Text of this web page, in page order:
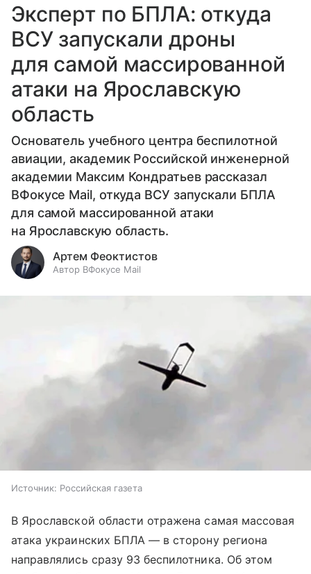
Эксперт по БПЛА: откуда
ВСУ запускали дроны
для самой массированной
атаки на Ярославскую
область
Основатель учебного центра беспилотной
авиации, академик Российской инженерной
академии Максим Кондратьев рассказал
ВФокусе Mail, откуда ВСУ запускали БПЛА
для самой массированной атаки
на Ярославскую область.
Артем Феоктистов
Автор ВФокусе Mail
Источник: Российская газета
В Ярославской области отражена самая массовая
атака украинских БПЛА — в сторону региона
направлялись сразу 93 беспилотника. Об этом